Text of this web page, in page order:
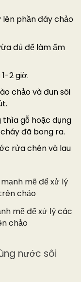
lên phần đáy chảo
đủ để làm ẩm
2 giờ.
chảo và đun sôi
thìa gỗ hoặc dụng
đã bong ra.
rửa chén và lau
mẽ để xử lý các
chảo
nước sôi